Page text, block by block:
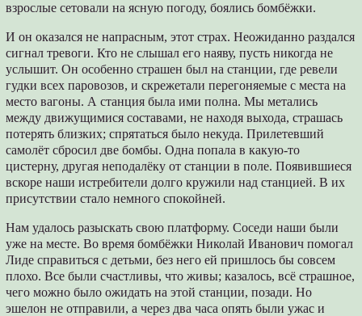
взрослые сетовали на ясную погоду, боялись бомбёжки.
И он оказался не напрасным, этот страх. Неожиданно раздался
сигнал тревоги. Кто не слышал его наяву, пусть никогда не
услышит. Он особенно страшен был на станции, где ревели
гудки всех паровозов, и скрежетали перегоняемые с места на
место вагоны. А станция была ими полна. Мы метались
между движущимися составами, не находя выхода, страшась
потерять близких; спрятаться было некуда. Прилетевший
самолёт сбросил две бомбы. Одна попала в какую-то
цистерну, другая неподалёку от станции в поле. Появившиеся
вскоре наши истребители долго кружили над станцией. В их
присутствии стало немного спокойней.
Нам удалось разыскать свою платформу. Соседи наши были
уже на месте. Во время бомбёжки Николай Иванович помогал
Лиде справиться с детьми, без него ей пришлось бы совсем
плохо. Все были счастливы, что живы; казалось, всё страшное,
чего можно было ожидать на этой станции, позади. Но
эшелон не отправили, а через два часа опять были ужас и